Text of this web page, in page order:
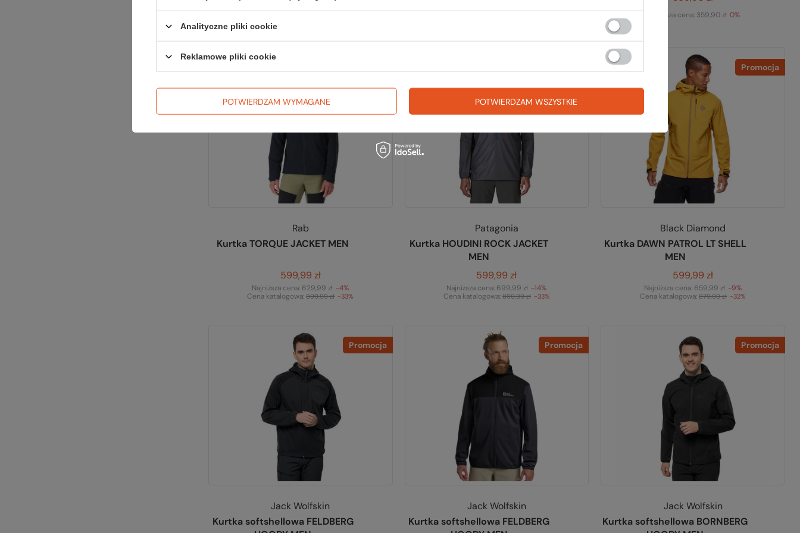
Najniższa cena: 359,90 zł 0%
Rab
Kurtka TORQUE JACKET MEN
599,99 zł
Najniższa cena: 629,99 zł -4%
Cena katalogowa:899,99 zł -33%
Patagonia
Kurtka HOUDINI ROCK JACKET
MEN
599,99 zł
Najniższa cena: 699,99 zł -14%
Cena katalogowa: 899,99 zł -33%
Promocja
Black Diamond
Kurtka DAWN PATROL LT SHELL
MEN
599,99 zł
Najniższa cena: 659,99 zł -9%
Cena katalogowa:879,99 zł -32%
Promocja
Jack Wolfskin
Kurtka softshellowa FELDBERG
Promocja
Jack Wolfskin
Kurtka softshellowa FELDBERG
Promocja
Jack Wolfskin
Kurtka softshellowa BORNBERG
Analityczne pliki cookie
Reklamowe pliki cookie
POTWIERDZAM WYMAGANE POTWIERDZAM WSZYSTKIE